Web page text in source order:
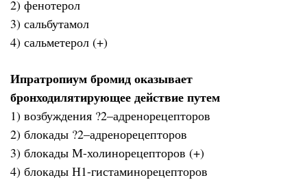
2) фенотерол
3) сальбутамол
4) сальметерол (+)
Ипратропиум бромид оказывает
бронходилятирующее действие путем
1) возбуждения ?2–адренорецепторов
2) блокады ?2–адренорецепторов
3) блокады М-холинорецепторов (+)
4) блокады Н1-гистаминорецепторов